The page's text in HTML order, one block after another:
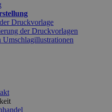
Druckvorlage
der Druckvorlagen
Umschlagillustrationen